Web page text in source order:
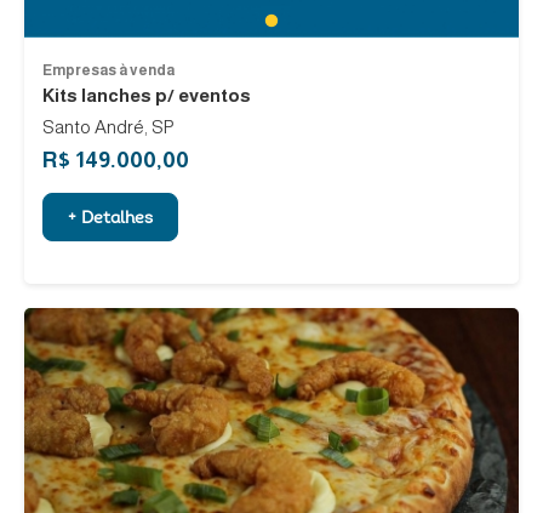
1
Empresas à venda
Kits lanches p/ eventos
Santo André, SP
R$ 149.000,00
+ Detalhes